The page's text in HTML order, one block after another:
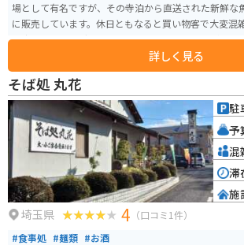
場として有名ですが、その寺泊から直送された新鮮な
に販売しています。休日ともなると買い物客で大変混
い出しツーリングに行くひとも多いと思いますが、こ
と同じぐらい魚介類の買い物が楽しめるので、遠乗り
目的地としておすすめです。
詳しく見る
そば処 丸花
埼玉県 4 （口コミ1件）
#食事処 #麺類 #お酒
駐
予
混
滞
施